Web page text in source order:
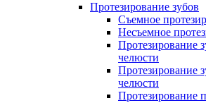
Протезирование зубов
Съемное
Несъемное
Протезирование
челюсти
Протезирование
челюсти
Протезирование